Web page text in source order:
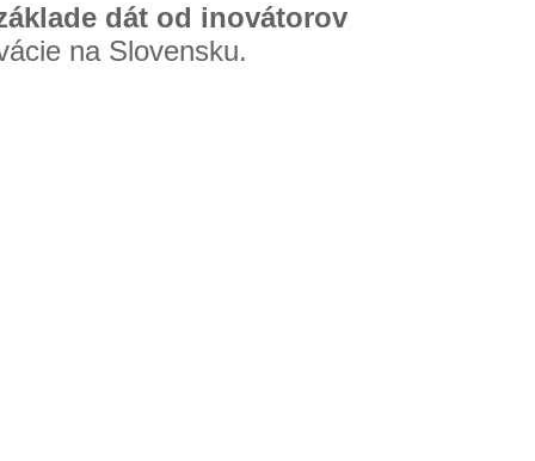
dát od inovátorov
na Slovensku.